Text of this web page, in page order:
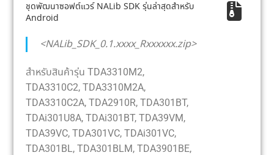
ชุดพัฒนาซอฟต์แวร์ NALib SDK รุ่นล่าสุดสำหรับ
Android
<NALib_SDK_0.1.xxxx_Rxxxxxx.zip>
สำหรับสินค้ารุ่น TDA3310M2,
TDA3310C2, TDA3310M2A,
TDA3310C2A, TDA2910R, TDA301BT,
TDAi301U8A, TDAi301BT, TDA39VM,
TDA39VC, TDA301VC, TDAi301VC,
TDA301BL, TDA301BLM, TDA3901BE,